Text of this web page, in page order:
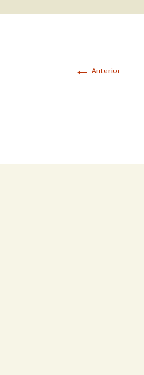
← Anterior